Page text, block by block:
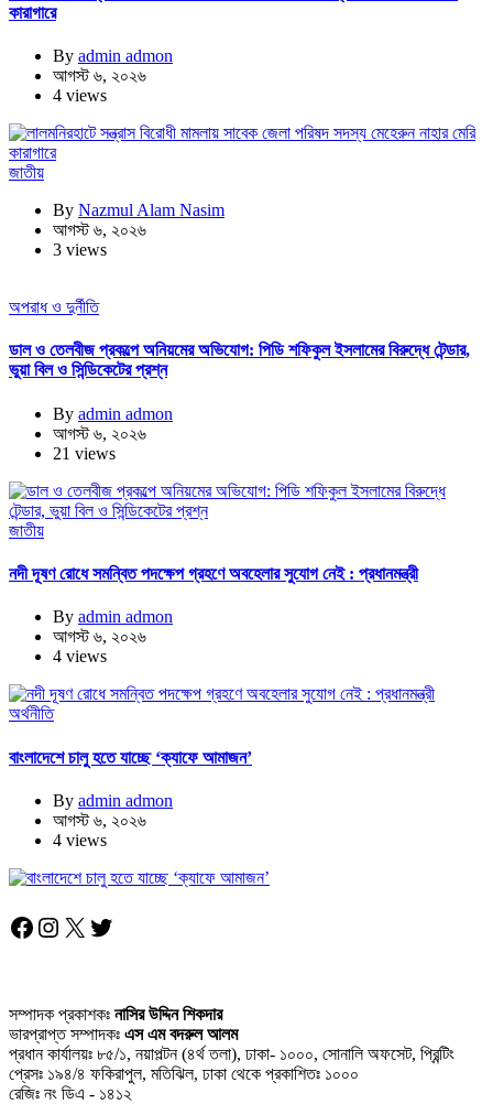
কারাগারে
By admin admon
আগস্ট ৬, ২০২৬
4 views
জাতীয়
By Nazmul Alam Nasim
আগস্ট ৬, ২০২৬
3 views
অপরাধ ও দুর্নীতি
ডাল ও তেলবীজ প্রকল্পে অনিয়মের অভিযোগ: পিডি শফিকুল ইসলামের বিরুদ্ধে টেন্ডার,
ভুয়া বিল ও সিন্ডিকেটের প্রশ্ন
By admin admon
আগস্ট ৬, ২০২৬
21 views
জাতীয়
নদী দূষণ রোধে সমন্বিত পদক্ষেপ গ্রহণে অবহেলার সুযোগ নেই : প্রধানমন্ত্রী
By admin admon
আগস্ট ৬, ২০২৬
4 views
অর্থনীতি
বাংলাদেশে চালু হতে যাচ্ছে ‘ক্যাফে আমাজন’
By admin admon
আগস্ট ৬, ২০২৬
4 views
Facebook
Instagram
X Twitter
সম্পাদক প্রকাশকঃ নাসির উদ্দিন শিকদার
ভারপ্রাপ্ত সম্পাদকঃ এস এম বদরুল আলম
প্রধান কার্যালয়ঃ ৮৫/১, নয়াপল্টন (৪র্থ তলা), ঢাকা- ১০০০, সোনালি অফসেট, প্রিন্টিং
প্রেসঃ ১৯৪/৪ ফকিরাপুল, মতিঝিল, ঢাকা থেকে প্রকাশিতঃ ১০০০
রেজিঃ নং ডিএ - ১৪১২